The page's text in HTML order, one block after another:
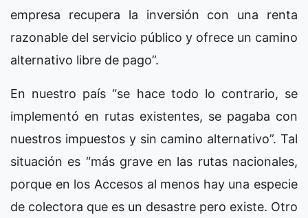
empresa recupera la inversión con una renta
razonable del servicio público y ofrece un camino
alternativo libre de pago”.
En nuestro país “se hace todo lo contrario, se
implementó en rutas existentes, se pagaba con
nuestros impuestos y sin camino alternativo”. Tal
situación es “más grave en las rutas nacionales,
porque en los Accesos al menos hay una especie
de colectora que es un desastre pero existe. Otro